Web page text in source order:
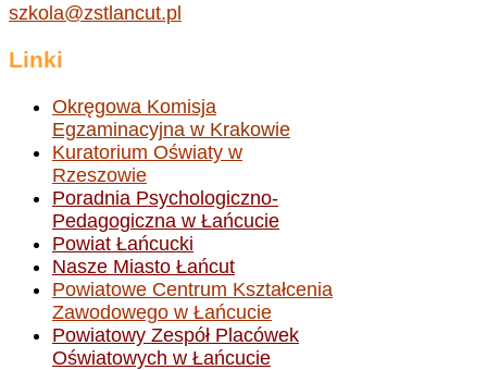
szkola@zstlancut.pl
Linki
Okręgowa Komisja
Egzaminacyjna w Krakowie
Kuratorium Oświaty w
Rzeszowie
Poradnia Psychologiczno-
Pedagogiczna w Łańcucie
Powiat Łańcucki
Nasze Miasto Łańcut
Powiatowe Centrum Kształcenia
Zawodowego w Łańcucie
Powiatowy Zespół Placówek
Oświatowych w Łańcucie